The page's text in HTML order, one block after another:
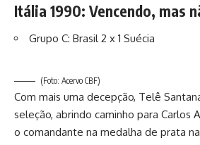
Itália 1990: Vencendo, mas
Grupo C: Brasil 2 x 1 Suécia
(Foto: Acervo CBF)
Com mais uma decepção, Telê
seleção, abrindo caminho para Carlos
o comandante na medalha de prata